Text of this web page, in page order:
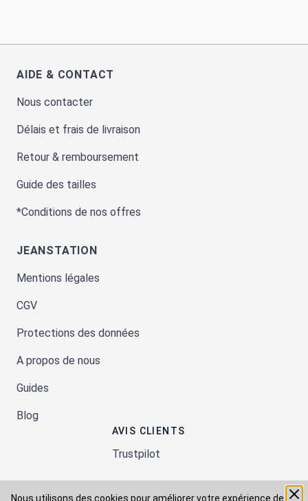
Nous utilisons des cookies pour améliorer votre expérience de
AIDE & CONTACT
Nous contacter
Délais et frais de livraison
Retour & remboursement
Guide des tailles
*Conditions de nos offres
JEANSTATION
Mentions légales
CGV
Protections des données
A propos de nous
Guides
Blog
AVIS CLIENTS
Trustpilot